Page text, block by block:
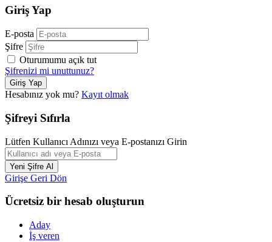
Giriş Yap
E-posta
Şifre
Oturumumu açık tut
Şifrenizi mi unuttunuz?
Hesabınız yok mu? Kayıt olmak
Şifreyi Sıfırla
Lütfen Kullanıcı Adınızı veya E-postanızı Girin
Girişe Geri Dön
Ücretsiz bir hesab oluşturun
Aday
İş veren